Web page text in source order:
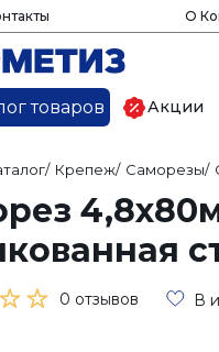
О
товаров Акции
/ Крепеж/ Саморезы/
0 отзывов В